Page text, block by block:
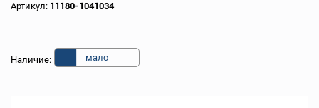
Артикул: 11180-1041034
Наличие: мало